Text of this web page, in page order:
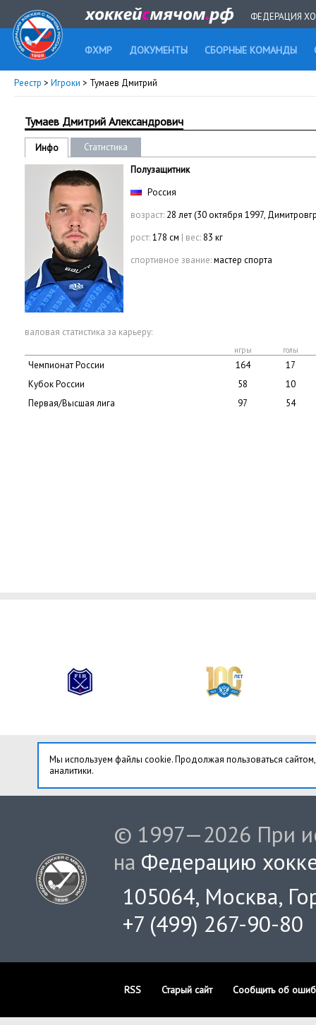
ФЕДЕРАЦИЯ
ФХМР ДОКУМЕНТЫ СБОРНЫЕ КОМАНДЫ
Реестр > Игроки > Тумаев Дмитрий
Тумаев Дмитрий Александрович
Инфо
Статистика
Полузащитник
Россия
возраст: 28 лет (30 октября 1997,
рост:178 см | вес: 83 кг
спортивное звание:мастер спорта
валовая статистика за карьеру:
игры голы
Чемпионат России 164
17
Кубок России
58
10
Первая/Высшая лига
97 54
Мы используем файлы cookie. Продолжая пользоваться
аналитики.
© 1997—2026 При
на Федерацию
105064, Москва,
+7 (499) 267-90-80
RSS Старый сайт Сообщить об